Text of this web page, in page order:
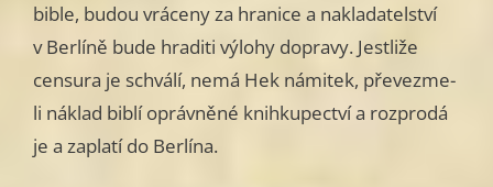
bible, budou vráceny za hranice a nakladatelství
v Berlíně bude hraditi výlohy dopravy. Jestliže
censura je schválí, nemá Hek námitek, převezme-
li náklad biblí oprávněné knihkupectví a rozprodá
je a zaplatí do Berlína.